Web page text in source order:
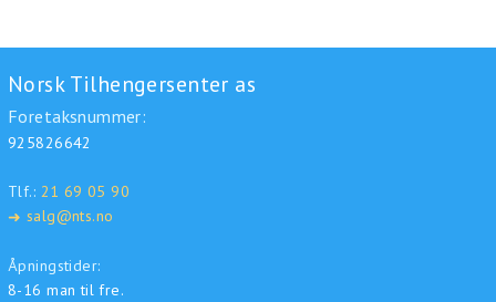
Norsk Tilhengersenter as
Foretaksnummer:
925826642
Tlf.: 21 69 05 90
➜ salg@nts.no
Åpningstider:
8-16 man til fre.